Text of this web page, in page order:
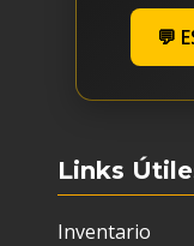
💬
Links
Inventario